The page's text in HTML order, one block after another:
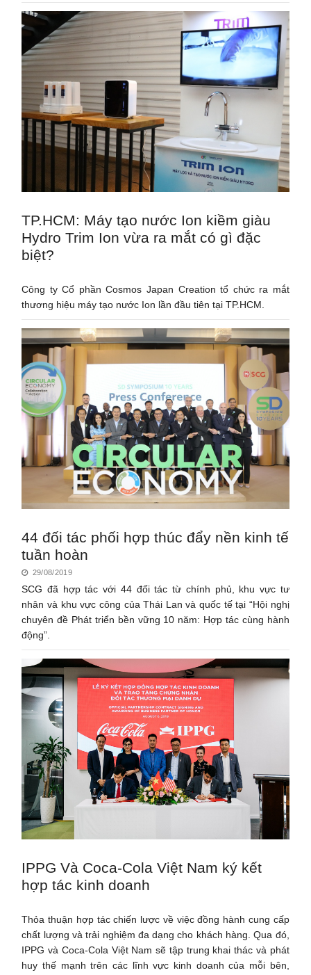
TP.HCM: Máy tạo nước Ion kiềm giàu
Hydro Trim Ion vừa ra mắt có gì đặc
biệt?
Công ty Cổ phần Cosmos Japan Creation tổ chức ra mắt
thương hiệu máy tạo nước Ion lần đầu tiên tại TP.HCM.
44 đối tác phối hợp thúc đẩy nền kinh tế
tuần hoàn
29/08/2019
SCG đã hợp tác với 44 đối tác từ chính phủ, khu vực tư
nhân và khu vực công của Thái Lan và quốc tế tại “Hội nghị
chuyên đề Phát triển bền vững 10 năm: Hợp tác cùng hành
động”.
IPPG Và Coca-Cola Việt Nam ký kết
hợp tác kinh doanh
Thỏa thuận hợp tác chiến lược về việc đồng hành cung cấp
chất lượng và trải nghiệm đa dạng cho khách hàng. Qua đó,
IPPG và Coca-Cola Việt Nam sẽ tập trung khai thác và phát
huy thế mạnh trên các lĩnh vực kinh doanh của mỗi bên,